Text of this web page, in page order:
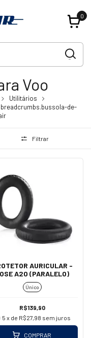
0
Voo
Utilitários
breadcrumbs.bussola-de-
Filtrar
AURICULAR -
A20 (PARALELO)
Único
R$139,90
5 x de R$27,98 sem juros
COMPRAR